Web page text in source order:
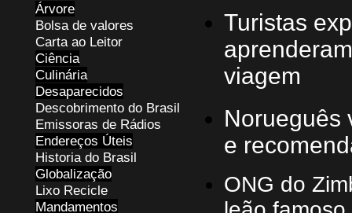
Árvore
Bolsa de valores
Carta ao Leitor
Ciência
Culinária
Desaparecidos
Descobrimento do Brasil
Emissoras de Rádios
Endereços Úteis
Historia do Brasil
Globalização
Lixo Recicle
Mandamentos
Turistas
viagem
Norueguês
e
ONG do